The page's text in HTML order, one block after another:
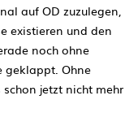
auf OD zuzulegen,
existieren und den
noch ohne
geklappt. Ohne
jetzt nicht mehr